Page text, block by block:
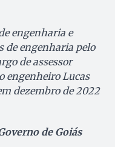
engenharia e
de engenharia pelo
de assessor
engenheiro Lucas
dezembro de 2022
de Goiás